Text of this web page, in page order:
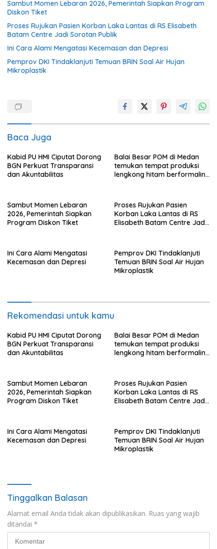
Sambut Momen Lebaran 2026, Pemerintah Siapkan Program
Diskon Tiket
Proses Rujukan Pasien Korban Laka Lantas di RS Elisabeth
Batam Centre Jadi Sorotan Publik
Ini Cara Alami Mengatasi Kecemasan dan Depresi
Pemprov DKI Tindaklanjuti Temuan BRIN Soal Air Hujan
Mikroplastik
Baca Juga
Kabid PU HMI Ciputat Dorong
BGN Perkuat Transparansi
dan Akuntabilitas
Balai Besar POM di Medan
temukan tempat produksi
lengkong hitam berformalin
Sambut Momen Lebaran
2026, Pemerintah Siapkan
Program Diskon Tiket
Proses Rujukan Pasien
Korban Laka Lantas di RS
Elisabeth Batam Centre Jadi
Ini Cara Alami Mengatasi
Kecemasan dan Depresi
Pemprov DKI Tindaklanjuti
Temuan BRIN Soal Air Hujan
Mikroplastik
Rekomendasi untuk kamu
Kabid PU HMI Ciputat Dorong
BGN Perkuat Transparansi
dan Akuntabilitas
Balai Besar POM di Medan
temukan tempat produksi
lengkong hitam berformalin
Sambut Momen Lebaran
2026, Pemerintah Siapkan
Program Diskon Tiket
Proses Rujukan Pasien
Korban Laka Lantas di RS
Elisabeth Batam Centre Jadi
Ini Cara Alami Mengatasi
Kecemasan dan Depresi
Pemprov DKI Tindaklanjuti
Temuan BRIN Soal Air Hujan
Mikroplastik
Tinggalkan Balasan
Alamat email Anda tidak akan dipublikasikan. Ruas yang wajib
ditandai *